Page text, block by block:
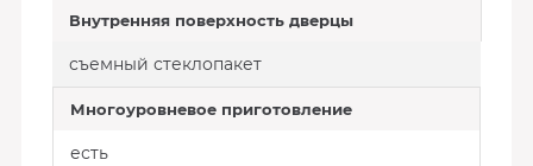
Внутренняя поверхность дверцы
съемный стеклопакет
Многоуровневое приготовление
есть